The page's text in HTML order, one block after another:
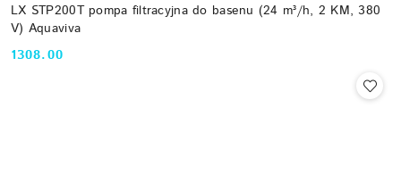
LX STP200T pompa filtracyjna do basenu (24 m³/h, 2 KM, 380
V) Aquaviva
Cena:
1308.00